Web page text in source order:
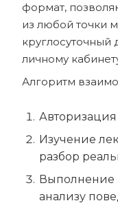
формат,
из любой точки
личному
Алгоритм
Авторизация
Изучение
разбор
Выполнение
анализу